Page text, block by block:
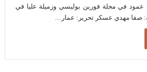
عمود في مجلة فورين بوليسي وزميلة عليا في
صفا مهدي عسكر تحرير: عمار…